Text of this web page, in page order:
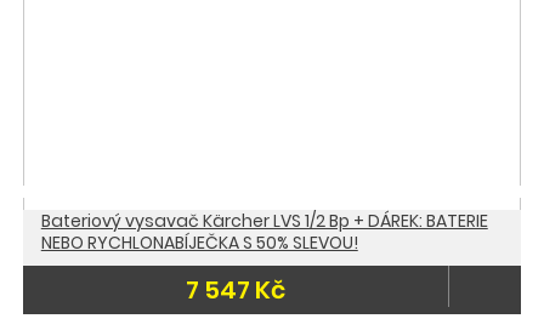
Bateriový vysavač Kärcher LVS 1/2 Bp + DÁREK: BATERIE
NEBO RYCHLONABÍJEČKA S 50% SLEVOU!
7 547 Kč